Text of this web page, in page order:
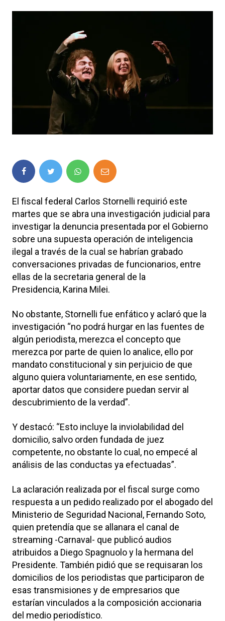
El fiscal federal Carlos Stornelli requirió este
martes que se abra una investigación judicial para
investigar la denuncia presentada por el Gobierno
sobre una supuesta operación de inteligencia
ilegal a través de la cual se habrían grabado
conversaciones privadas de funcionarios, entre
ellas de la secretaria general de la
Presidencia, Karina Milei.
No obstante, Stornelli fue enfático y aclaró que la
investigación “no podrá hurgar en las fuentes de
algún periodista, merezca el concepto que
merezca por parte de quien lo analice, ello por
mandato constitucional y sin perjuicio de que
alguno quiera voluntariamente, en ese sentido,
aportar datos que considere puedan servir al
descubrimiento de la verdad”.
Y destacó: “Esto incluye la inviolabilidad del
domicilio, salvo orden fundada de juez
competente, no obstante lo cual, no empecé al
análisis de las conductas ya efectuadas”.
La aclaración realizada por el fiscal surge como
respuesta a un pedido realizado por el abogado del
Ministerio de Seguridad Nacional, Fernando Soto,
quien pretendía que se allanara el canal de
streaming -Carnaval- que publicó audios
atribuidos a Diego Spagnuolo y la hermana del
Presidente. También pidió que se requisaran los
domicilios de los periodistas que participaron de
esas transmisiones y de empresarios que
estarían vinculados a la composición accionaria
del medio periodístico.